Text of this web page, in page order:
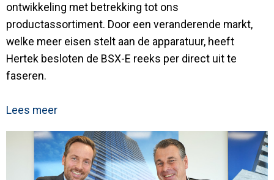
ontwikkeling met betrekking tot ons
productassortiment. Door een veranderende markt,
welke meer eisen stelt aan de apparatuur, heeft
Hertek besloten de BSX-E reeks per direct uit te
faseren.
Lees meer